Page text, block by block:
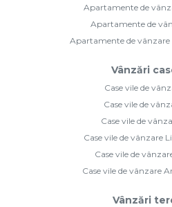
Apartamente de
Apartamente de
Apartamente de
Vânzări
Case vile de
Case vile de
Case vile de
Case vile de vânzare
Case vile de
Case vile de vânzare
Vânzări